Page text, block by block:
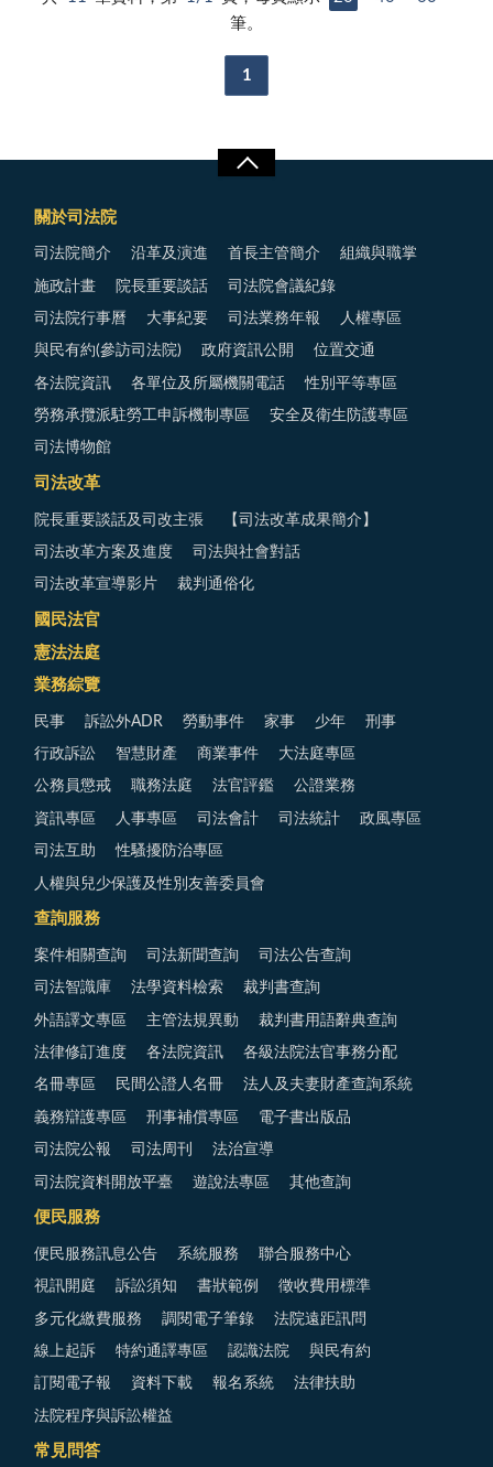
筆。
1
關於司法院
司法院簡介 沿革及演進 首長主管簡介 組織與職掌
施政計畫 院長重要談話 司法院會議紀錄
司法院行事曆 大事紀要 司法業務年報 人權專區
與民有約(參訪司法院) 政府資訊公開 位置交通
各法院資訊 各單位及所屬機關電話 性別平等專區
勞務承攬派駐勞工申訴機制專區 安全及衛生防護專區
司法博物館
司法改革
院長重要談話及司改主張 【司法改革成果簡介】
司法改革方案及進度 司法與社會對話
司法改革宣導影片 裁判通俗化
國民法官
憲法法庭
業務綜覽
民事 訴訟外ADR 勞動事件 家事 少年 刑事
行政訴訟 智慧財產 商業事件 大法庭專區
公務員懲戒 職務法庭 法官評鑑 公證業務
資訊專區 人事專區 司法會計 司法統計 政風專區
司法互助 性騷擾防治專區
人權與兒少保護及性別友善委員會
查詢服務
案件相關查詢 司法新聞查詢 司法公告查詢
司法智識庫 法學資料檢索 裁判書查詢
外語譯文專區 主管法規異動 裁判書用語辭典查詢
法律修訂進度 各法院資訊 各級法院法官事務分配
名冊專區 民間公證人名冊 法人及夫妻財產查詢系統
義務辯護專區 刑事補償專區 電子書出版品
司法院公報 司法周刊 法治宣導
司法院資料開放平臺 遊說法專區 其他查詢
便民服務
便民服務訊息公告 系統服務 聯合服務中心
視訊開庭 訴訟須知 書狀範例 徵收費用標準
多元化繳費服務 調閱電子筆錄 法院遠距訊問
線上起訴 特約通譯專區 認識法院 與民有約
訂閱電子報 資料下載 報名系統 法律扶助
法院程序與訴訟權益
常見問答